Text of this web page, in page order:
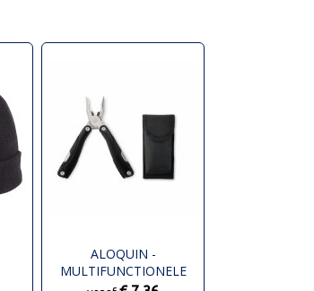
ALOQUIN -
MULTIFUNCTIONELE